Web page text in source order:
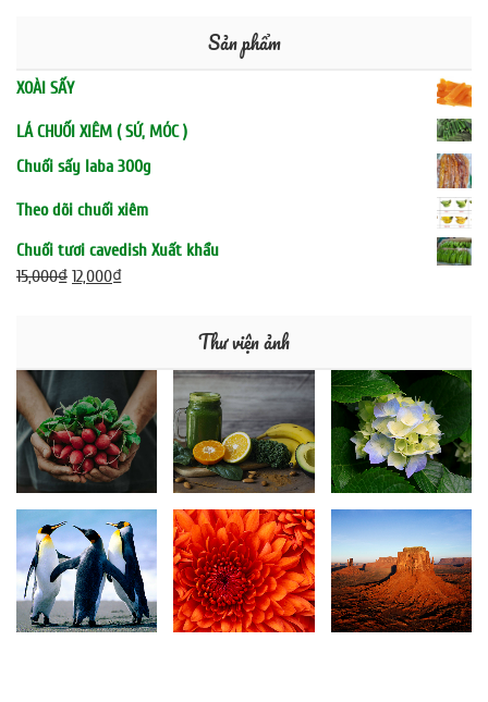
Sản phẩm
XOÀI SẤY
LÁ CHUỐI XIÊM ( SỨ, MÓC )
Chuối sấy laba 300g
Theo dõi chuối xiêm
Chuối tươi cavedish Xuất khẩu
15,000₫ 12,000₫
Thư viện ảnh